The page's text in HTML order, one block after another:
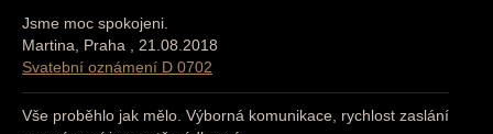
Jsme moc spokojeni.
Martina, Praha , 21.08.2018
Svatební oznámení D 0702
Vše proběhlo jak mělo. Výborná komunikace, rychlost zaslání